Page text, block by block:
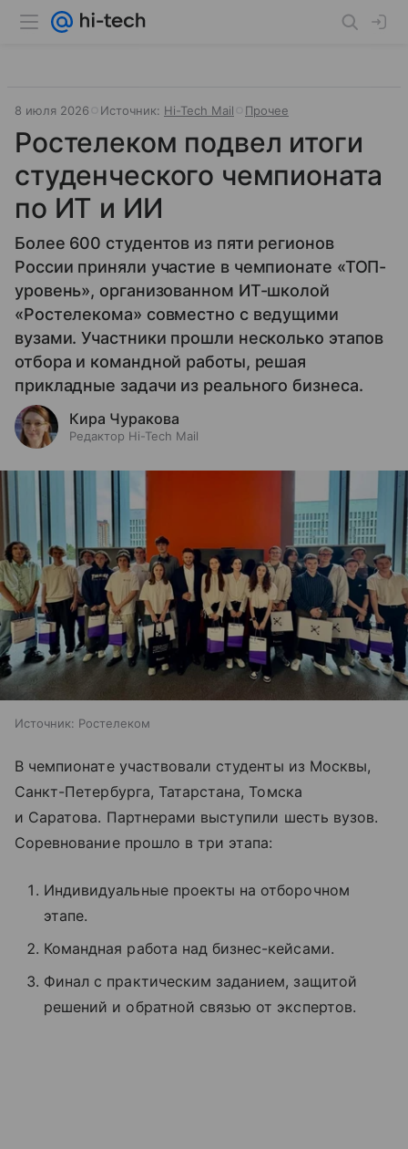
8 июля 2026 Источник: Hi-Tech Mail Прочее
Ростелеком подвел итоги
студенческого чемпионата
по ИТ и ИИ
Более 600 студентов из пяти регионов
России приняли участие в чемпионате «ТОП-
уровень», организованном ИТ-школой
«Ростелекома» совместно с ведущими
вузами. Участники прошли несколько этапов
отбора и командной работы, решая
прикладные задачи из реального бизнеса.
Кира Чуракова
Редактор Hi-Tech Mail
Источник: Ростелеком
В чемпионате участвовали студенты из Москвы,
Санкт-Петербурга, Татарстана, Томска
и Саратова. Партнерами выступили шесть вузов.
Соревнование прошло в три этапа:
Индивидуальные проекты на отборочном
этапе.
Командная работа над бизнес-кейсами.
Финал с практическим заданием, защитой
решений и обратной связью от экспертов.